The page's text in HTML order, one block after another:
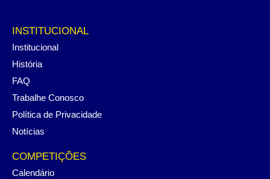
INSTITUCIONAL
Institucional
História
FAQ
Trabalhe Conosco
Política de Privacidade
Notícias
COMPETIÇÕES
Calendário